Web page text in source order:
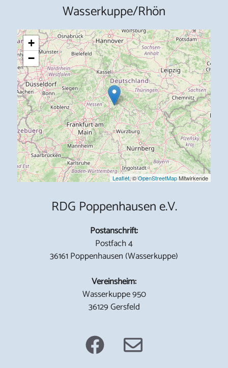
Wasserkuppe/Rhön
+
−
Leaflet, ©OpenStreetMapMitwirkende
RDG Poppenhausen e.V.
Postanschrift:
Postfach 4
36161 Poppenhausen (Wasserkuppe)
Vereinsheim:
Wasserkuppe 950
36129 Gersfeld